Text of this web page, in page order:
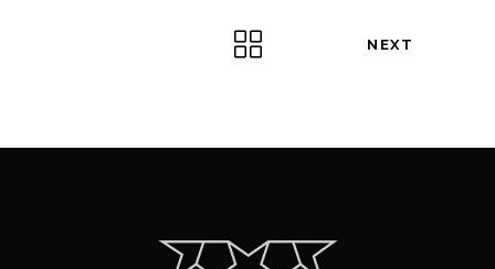
NEXT